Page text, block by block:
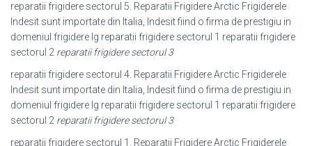
reparatii frigidere sectorul 5. Reparatii Frigidere Arctic Frigiderele
Indesit sunt importate din Italia, Indesit fiind o firma de prestigiu in
domeniul frigidere lg reparatii frigidere sectorul 1 reparatii frigidere
sectorul 2 reparatii frigidere sectorul 3
reparatii frigidere sectorul 4. Reparatii Frigidere Arctic Frigiderele
Indesit sunt importate din Italia, Indesit fiind o firma de prestigiu in
domeniul frigidere lg reparatii frigidere sectorul 1 reparatii frigidere
sectorul 2 reparatii frigidere sectorul 3
reparatii frigidere sectorul 1. Reparatii Frigidere Arctic Frigiderele